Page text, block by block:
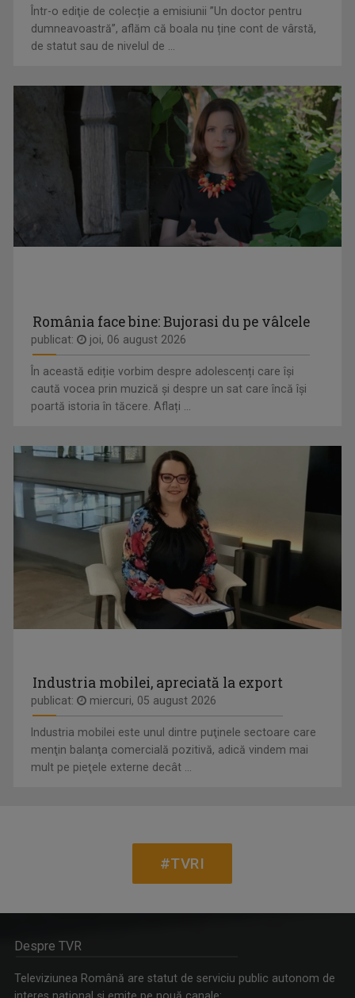
INVESTIŢI ÎN
Investiţi în România! este un promotor
KYRIE MENDÉL
Kyrie Mendél este un artist complex, actor, ...
CORINA DOBREÎn prezent, este gazda emisiunii "A doua ...
MĂRIUCA MIHĂILESCU
Măriuca Mihăilescu este jurnalist la ...
Într-o ediţie de colecție a emisiunii ”Un doctor pentru
dumneavoastră”, aflăm că boala nu ține cont de vârstă,
de statut sau de nivelul de ...
România face bine: Bujorasi du pe vâlcele
publicat: joi, 06 august 2026
În această ediție vorbim despre adolescenți care își
caută vocea prin muzică și despre un sat care încă își
poartă istoria în tăcere. Aflați ...
Industria mobilei, apreciată la export
publicat: miercuri, 05 august 2026
Industria mobilei este unul dintre puţinele sectoare care
menţin balanţa comercială pozitivă, adică vindem mai
mult pe pieţele externe decât ...
#TVRI
Despre TVR
Televiziunea Română are statut de serviciu public autonom de